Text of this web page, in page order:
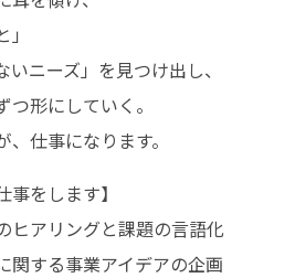
いニーズ」を見つけ出し、
つ形にしていく。
仕事になります。
事をします】
ヒアリングと課題の言語化
関する事業アイデアの企画